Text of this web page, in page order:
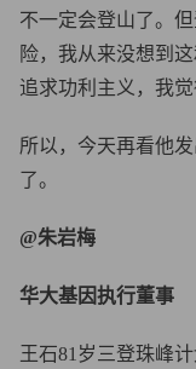
不一定会登山了。
险，我从来没想到
追求功利主义，我
所以，今天再看他
了。
@朱岩梅
华大基因执行董事
王石81岁三登珠峰